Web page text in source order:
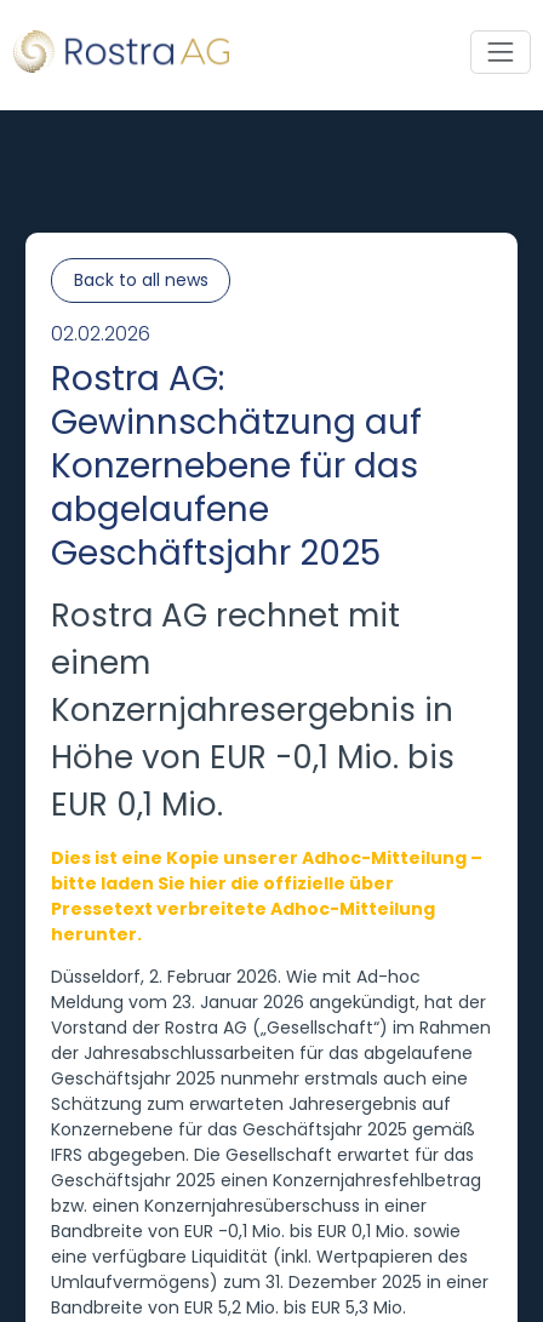
Back to all news
02.02.2026
Rostra AG:
Gewinnschätzung auf
Konzernebene für das
abgelaufene
Geschäftsjahr 2025
Rostra AG rechnet mit
einem
Konzernjahresergebnis in
Höhe von EUR -0,1 Mio. bis
EUR 0,1 Mio.
Dies ist eine Kopie unserer Adhoc-Mitteilung –
bitte laden Sie hier die offizielle über
Pressetext verbreitete Adhoc-Mitteilung
herunter.
Düsseldorf, 2. Februar 2026. Wie mit Ad-hoc
Meldung vom 23. Januar 2026 angekündigt, hat der
Vorstand der Rostra AG („Gesellschaft“) im Rahmen
der Jahresabschlussarbeiten für das abgelaufene
Geschäftsjahr 2025 nunmehr erstmals auch eine
Schätzung zum erwarteten Jahresergebnis auf
Konzernebene für das Geschäftsjahr 2025 gemäß
IFRS abgegeben. Die Gesellschaft erwartet für das
Geschäftsjahr 2025 einen Konzernjahresfehlbetrag
bzw. einen Konzernjahresüberschuss in einer
Bandbreite von EUR -0,1 Mio. bis EUR 0,1 Mio. sowie
eine verfügbare Liquidität (inkl. Wertpapieren des
Umlaufvermögens) zum 31. Dezember 2025 in einer
Bandbreite von EUR 5,2 Mio. bis EUR 5,3 Mio.